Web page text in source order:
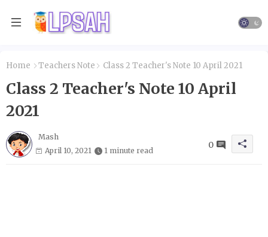
Home Teachers Note Class 2 Teacher's Note 10 April 2021
Class 2 Teacher's Note 10 April
2021
Mash
April 10, 2021
1 minute read
0